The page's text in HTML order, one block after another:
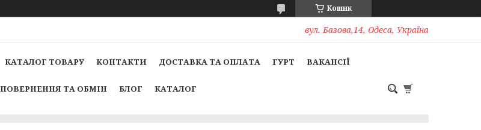
Кошик
вул. Базова,14, Одеса, Україна
КАТАЛОГ ТОВАРУ КОНТАКТИ ДОСТАВКА ТА ОПЛАТА ГУРТ ВАКАНСІЇ
ПОВЕРНЕННЯ ТА ОБМІН БЛОГ КАТАЛОГ